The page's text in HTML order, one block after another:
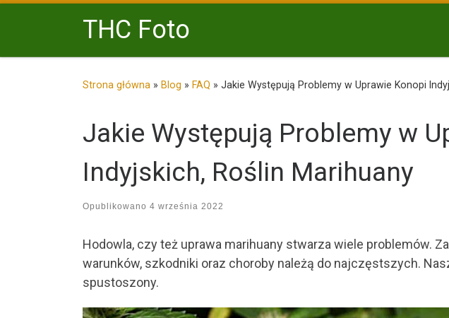
Przejdź do treściTHC Foto
Strona główna » Blog » FAQ » Jakie Występują Problemy w Uprawie Konopi
Jakie Występują Problemy w
Indyjskich, Roślin Marihuany
Opublikowano 4 września 2022
Hodowla, czy też uprawa marihuany stwarza wiele problemów.
warunków, szkodniki oraz choroby należą do najczęstszych.
spustoszony.